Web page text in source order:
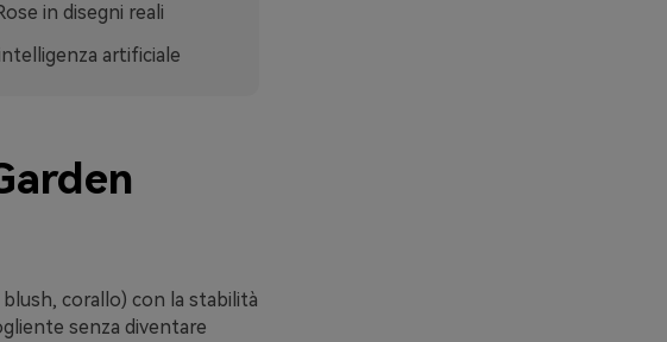
in disegni reali
artificiale
corallo) con la stabilità
senza diventare